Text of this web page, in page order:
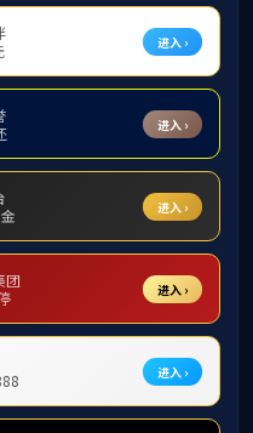
理论研究
以案示警
学习园地
见附件。